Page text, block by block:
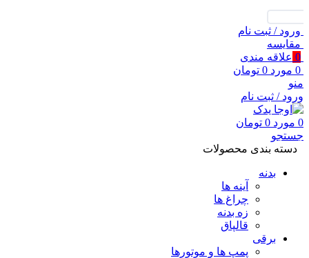
ورود / ثبت نام
مقايسه
0 علاقه مندی
0 مورد 0 تومان
منو
ورود / ثبت نام
0 مورد 0 تومان
جستجو
دسته بندی محصولات
بدنه
آینه ها
چراغ ها
زه بدنه
قالپاق
برقی
پمپ ها و موتورها